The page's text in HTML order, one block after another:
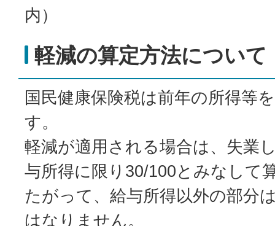
内）
軽減の算定方法について
国民健康保険税は前年の所得等
す。
軽減が適用される場合は、失業
与所得に限り30/100とみなして
たがって、給与所得以外の部分
はなりません。